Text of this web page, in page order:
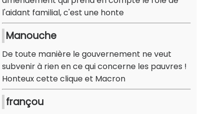
l'aidant familial, c'est une honte
Manouche
De toute manière le gouvernement ne veut
subvenir à rien en ce qui concerne les pauvres !
Honteux cette clique et Macron
françou